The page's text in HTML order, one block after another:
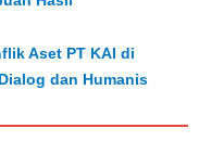
Aset PT KAI di
dan Humanis